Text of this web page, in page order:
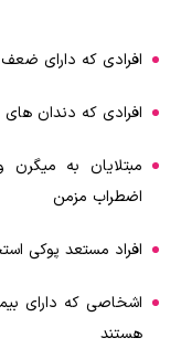
افرادی که دارای
افرادی که دندان های
مبتلایان به
اضطراب مزمن
افراد مستعد پوکی
اشخاصی که دارای
هستند